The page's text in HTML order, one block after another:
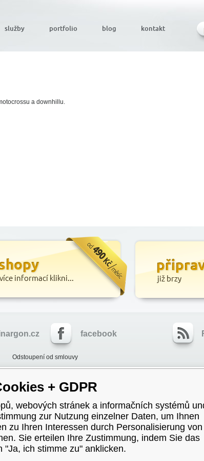
a downhillu.
facebook
Odstoupení od smlouvy
und pro Monat., Informationen über die Verarbeitung von
služby portfolio blog kontakt
+ GDPR
webových stránek a informačních systémů
zur Nutzung einzelner Daten, um Ihnen
zu Ihren Interessen durch Personalisierung von
Sie erteilen Ihre Zustimmung, indem Sie das
"Ja, ich stimme zu" anklicken.